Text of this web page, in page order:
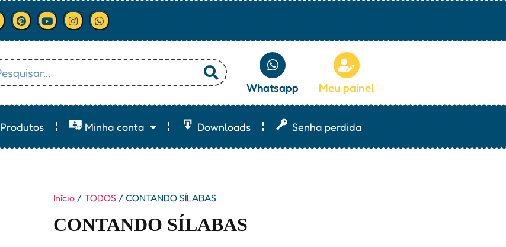
Whatsapp Meu painel
Produtos Minha conta Downloads Senha perdida
Início / TODOS / CONTANDO SÍLABAS
CONTANDO SÍLABAS